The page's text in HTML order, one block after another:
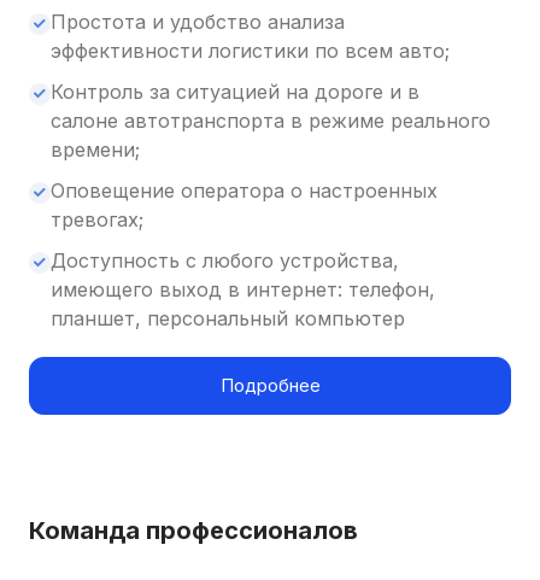
Простота и удобство анализа
эффективности логистики по всем авто;
Контроль за ситуацией на дороге и в
салоне автотранспорта в режиме реального
времени;
Оповещение оператора о настроенных
тревогах;
Доступность с любого устройства,
имеющего выход в интернет: телефон,
планшет, персональный компьютер
Подробнее
Команда профессионалов